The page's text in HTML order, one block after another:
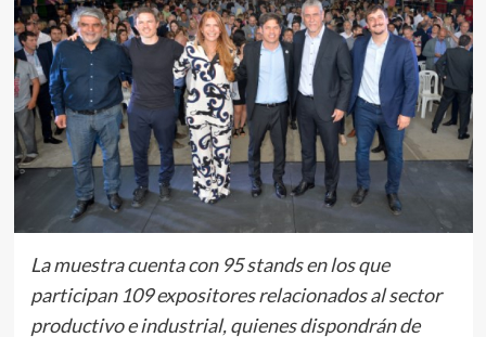
La muestra cuenta con 95 stands en los que
participan 109 expositores relacionados al sector
productivo e industrial, quienes dispondrán de